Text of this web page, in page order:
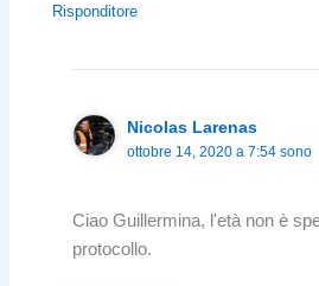
Risponditore
Nicolas Larenas
ottobre 14, 2020 a 7:54 sono
Ciao Guillermina, l'età non è
protocollo.